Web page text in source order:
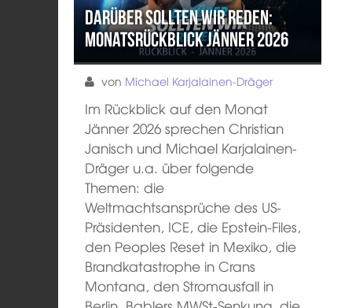
Darüber sollten wir reden:
Monatsrückblick Jänner 2026
von Michael Karjalainen-Dräger
Im Rückblick auf den Monat
Jänner 2026 sprechen Christian
Janisch und Michael Karjalainen-
Dräger u.a. über folgende
Themen: die
Weltmachtsansprüche des US-
Präsidenten, ICE, die Epstein-Files,
den Peoples Reset in Mexiko, die
Brandkatastrophe in Crans
Montana, den Stromausfall in